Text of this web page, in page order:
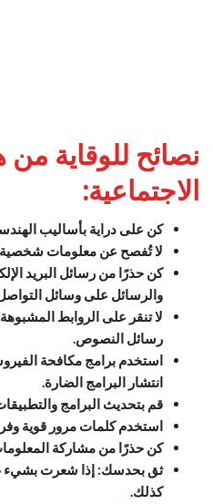
نصائح للوقاية
الاجتماعية:
كن على دراية بأساليب
لا تُفصح عن معلومات
كن حذرًا من رسائل البريد
والرسائل على وسائل التواصل
لا تنقر على الروابط
رسائل النصوص.
استخدم برامج مكافحة
انتشار البرامج الضارة.
قم بتحديث البرامج
استخدم كلمات مرور قوية
كن حذرًا من مشاركة
ثق بحدسك: إذا شعرت بشيء
كذلك.